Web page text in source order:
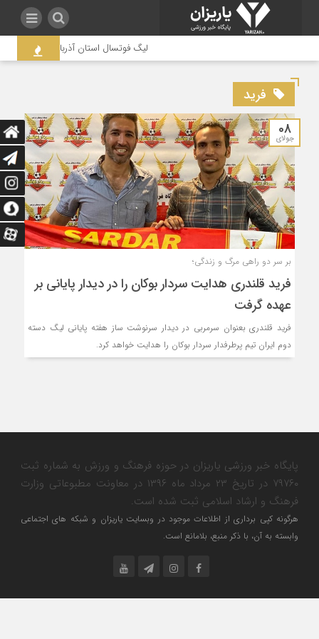
لیگ فوتسال استان آذربایجان غربی به
فرید
08
جولای
بر سر دو راهی مرگ و زندگی؛
فرید قلندری هدایت سردار بوکان را در دیدار پایانی بر
عهده گرفت
فرید قلندری بعنوان سرمربی در دیدار سرنوشت ساز هفته پایانی لیگ دسته
دوم ایران تیم پرطرفدار سردار بوکان را هدایت خواهد کرد.
پایگاه خبر ورزشی یاریزان در حوزه فرهنگ و ورزش به شماره ثبت
۷۹۷۶۰ در تاریخ ۲۳ مرداد ماه ۱۳۹۶ در معاونت مطبوعاتی وزارت
فرهنگ و ارشاد اسلامی ثبت شده است.
هرگونه کپی برداری از اطلاعات موجود در وبسایت یاریزان و شبکه های اجتماعی
وابسته به آن، با ذکر منبع، بلامانع است.